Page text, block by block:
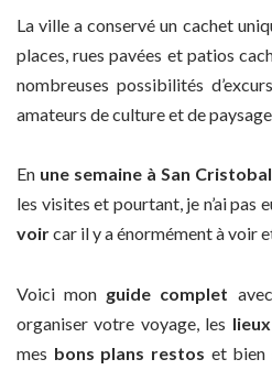
La ville a conservé un cachet
places, rues pavées et patios
nombreuses possibilités
amateurs de culture et de
En une semaine à San
les visites et pourtant, je n’ai pas
voircar il y a énormément à voir
Voici mon guide complet
organiser votre voyage, les
mes bons plans restos et bien